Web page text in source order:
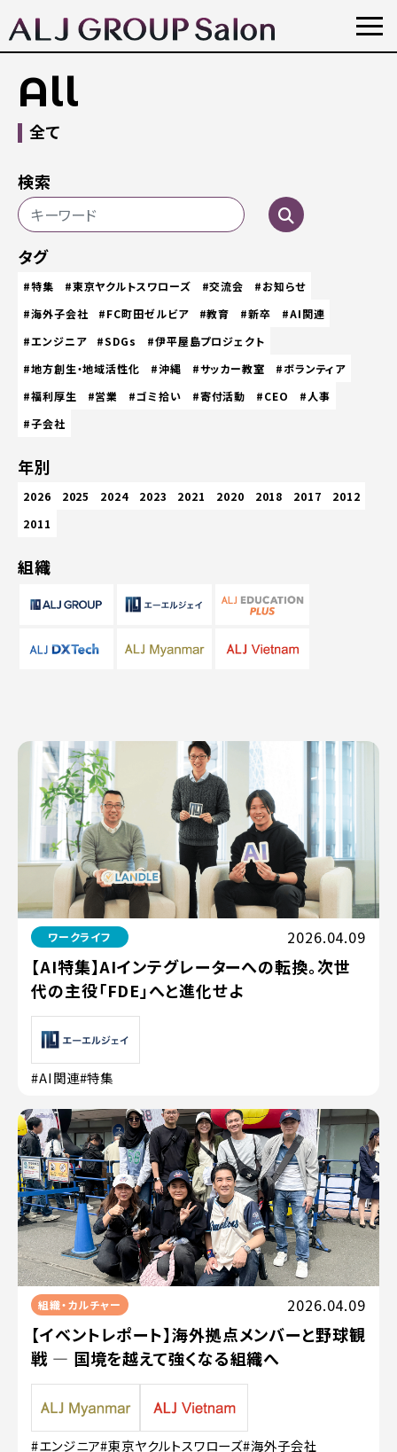
All
全て
検索
タグ
#特集 #東京ヤクルトスワローズ #交流会
#お知らせ
#海外子会社
#FC町田ゼルビア #教育 #新卒
#AI関連
#エンジニア
#SDGs
#伊平屋島プロジェクト
#地方創生・地域活性化
#沖縄 #サッカー教室
#ボランティア
#福利厚生
#営業 #ゴミ拾い #寄付活動 #CEO
#人事
#子会社
年別
2026 2025 2024 2023 2021 2020 2018 2017
2012
2011
組織
ワークライフ 2026.04.09
【AI特集】AIインテグレーターへの転換。次世
代の主役「FDE」へと進化せよ
#AI関連#特集
組織・カルチャー 2026.04.09
【イベントレポート】海外拠点メンバーと野球観
戦 — 国境を越えて強くなる組織へ
#エンジニア#東京ヤクルトスワローズ#海外子会社